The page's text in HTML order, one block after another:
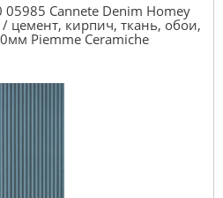
Cannete Denim Homey
цемент, кирпич, ткань, обои,
Piemme Ceramiche